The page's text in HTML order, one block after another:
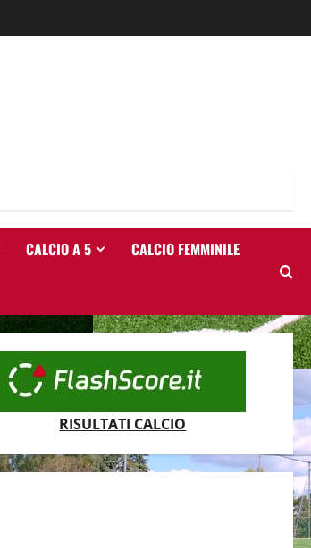
CALCIO A 5 CALCIO FEMMINILE
RISULTATI CALCIO